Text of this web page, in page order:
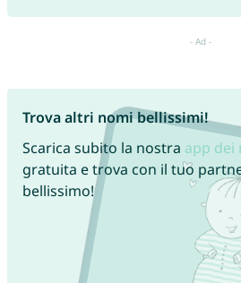
Trova altri nomi bellissimi!
Scarica subito la nostra app dei
gratuita e trova con il tuo
bellissimo!